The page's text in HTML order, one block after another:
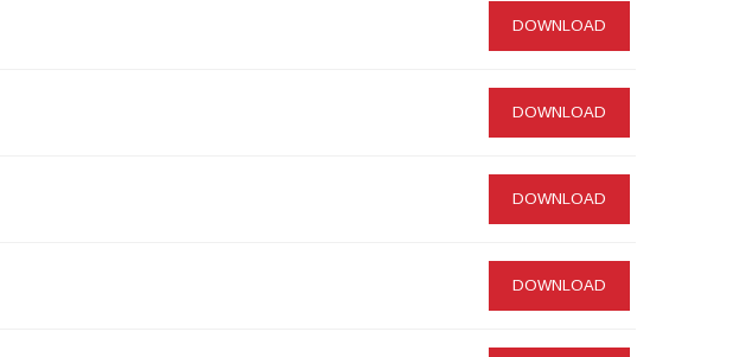
DOWNLOAD
DOWNLOAD
DOWNLOAD
DOWNLOAD